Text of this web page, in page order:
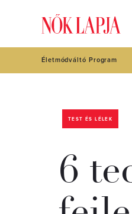
Életmódváltó Program
TEST ÉS LÉLEK
6